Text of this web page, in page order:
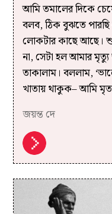
আমি তমালের দিকে
বলব, ঠিক বুঝতে
লোকটার কাছে আছে।
না, সেটা হল আমার
তাকালাম। বললাম,
খাতায় থাকুক– আমি
জয়ন্ত দে